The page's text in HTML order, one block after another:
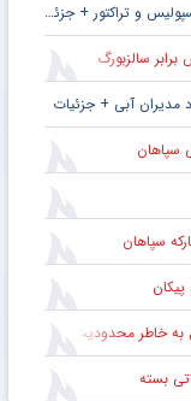
و تراکتور + جزئیات
سالزبورگ
مدیران آبی + جزئیات
سپاهان
سپاهان
نقل‌وانتقالاتی
بسته